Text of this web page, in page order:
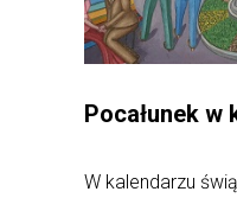
Pocałunek
W kalendarzu